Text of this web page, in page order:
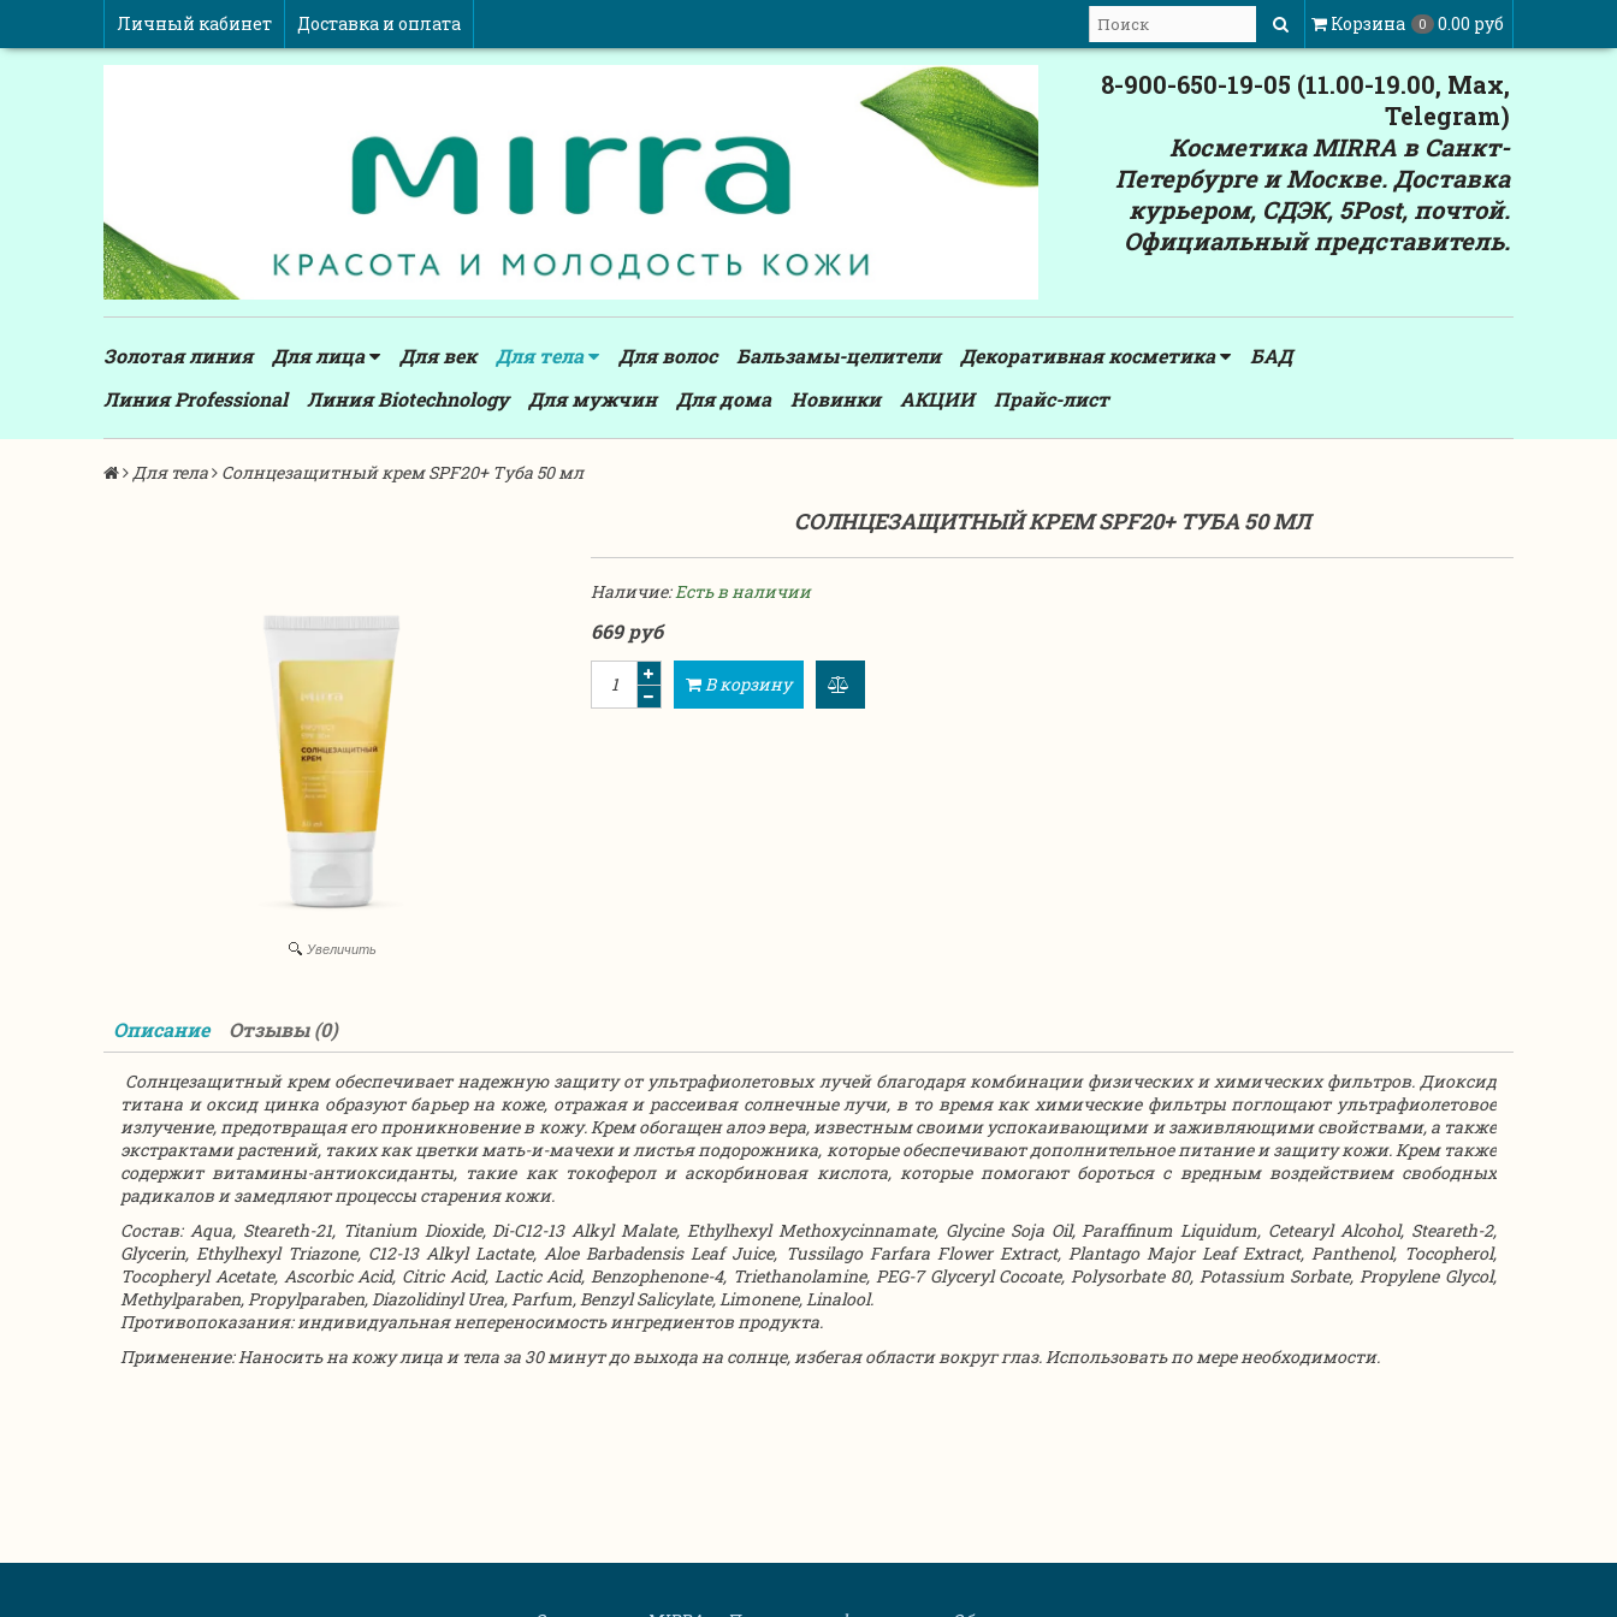
Личный кабинет Доставка и оплата Корзина 0 0.00 руб
8-900-650-19-05 (11.00-19.00, Max,
Telegram)
Косметика MIRRA в Санкт-
Петербурге и Москве. Доставка
курьером, СДЭК, 5Post, почтой.
Официальный представитель.
Золотая линия Для лица Для век Для тела Для волос Бальзамы-целители Декоративная косметика
БАД
Линия Professional
Линия Biotechnology Для мужчин Для дома Новинки АКЦИИ Прайс-лист
Для тела Солнцезащитный крем SPF20+ Туба 50 мл
Увеличить
СОЛНЦЕЗАЩИТНЫЙ КРЕМ SPF20+ ТУБА 50 МЛ
Наличие:Есть в наличии
669 руб
В корзину
Описание Отзывы (0)
Солнцезащитный крем обеспечивает надежную защиту от ультрафиолетовых лучей благодаря комбинации физических и химических фильтров. Диоксид
титана и оксид цинка образуют барьер на коже, отражая и рассеивая солнечные лучи, в то время как химические фильтры поглощают ультрафиолетовое
излучение, предотвращая его проникновение в кожу. Крем обогащен алоэ вера, известным своими успокаивающими и заживляющими свойствами, а также
экстрактами растений, таких как цветки мать-и-мачехи и листья подорожника, которые обеспечивают дополнительное питание и защиту кожи. Крем также
содержит витамины-антиоксиданты, такие как токоферол и аскорбиновая кислота, которые помогают бороться с вредным воздействием свободных
радикалов и замедляют процессы старения кожи.
Состав: Aqua, Steareth-21, Titanium Dioxide, Di-C12-13 Alkyl Malate, Ethylhexyl Methoxycinnamate, Glycine Soja Oil, Paraffinum Liquidum, Cetearyl Alcohol, Steareth-2,
Glycerin, Ethylhexyl Triazone, C12-13 Alkyl Lactate, Aloe Barbadensis Leaf Juice, Tussilago Farfara Flower Extract, Plantago Major Leaf Extract, Panthenol, Tocopherol,
Tocopheryl Acetate, Ascorbic Acid, Citric Acid, Lactic Acid, Benzophenone-4, Triethanolamine, PEG-7 Glyceryl Cocoate, Polysorbate 80, Potassium Sorbate, Propylene Glycol,
Methylparaben, Propylparaben, Diazolidinyl Urea, Parfum, Benzyl Salicylate, Limonene, Linalool.
Противопоказания: индивидуальная непереносимость ингредиентов продукта.
Применение: Наносить на кожу лица и тела за 30 минут до выхода на солнце, избегая области вокруг глаз. Использовать по мере необходимости.